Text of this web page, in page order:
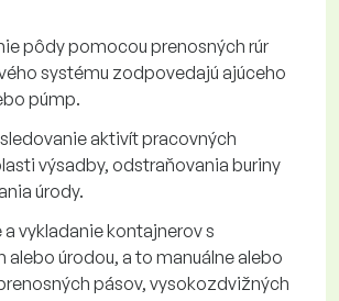
pôdy pomocou prenosných rúr
systému zodpovedajú ajúceho
púmp.
aktivít pracovných
výsadby, odstraňovania buriny
úrody.
a vykladanie kontajnerov s
alebo úrodou, a to manuálne alebo
pásov, vysokozdvižných